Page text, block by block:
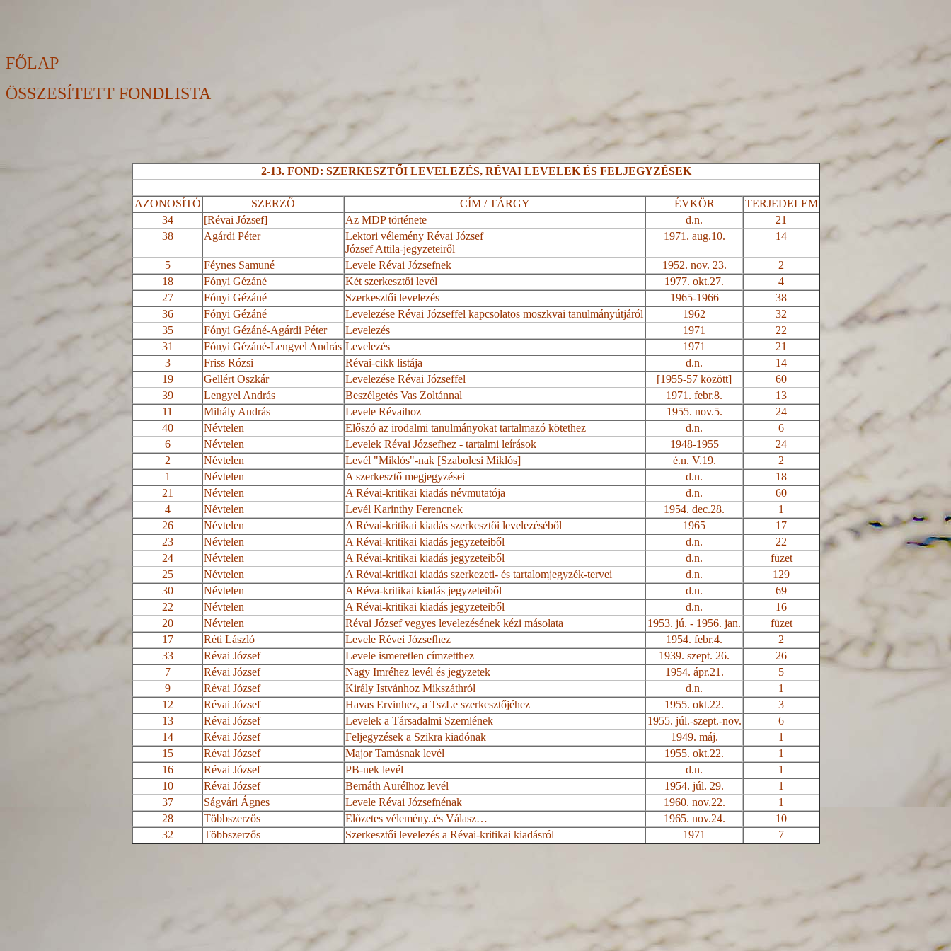
FŐLAP
ÖSSZESÍTETT FONDLISTA
2-13. FOND: SZERKESZTŐI LEVELEZÉS, RÉVAI LEVELEK ÉS FELJEGYZÉSEK
AZONOSÍTÓ SZERZŐ CÍM / TÁRGY ÉVKÖR
TERJEDELEM
34
[Révai József] Az MDP története d.n.
21
38
Agárdi Péter
Lektori vélemény Révai József
József Attila-jegyzeteiről
1971. aug.10. 14
5 Féynes Samuné Levele Révai Józsefnek 1952. nov. 23.
2
18
Fónyi Gézáné Két szerkesztői levél 1977. okt.27.
4
27
Fónyi Gézáné Szerkesztői levelezés 1965-1966
38
36
Fónyi Gézáné Levelezése Révai Józseffel kapcsolatos moszkvai tanulmányútjáról 1962
32
35
Fónyi Gézáné-Agárdi Péter Levelezés 1971
22
31
Fónyi Gézáné-Lengyel András Levelezés 1971
21
3
Friss Rózsi Révai-cikk listája d.n.
14
19
Gellért Oszkár Levelezése Révai Józseffel [1955-57 között]
60
39
Lengyel András Beszélgetés Vas Zoltánnal 1971. febr.8.
13
11
Mihály András Levele Révaihoz 1955. nov.5.
24
40
Névtelen Előszó az irodalmi tanulmányokat tartalmazó kötethez d.n.
6
6
Névtelen Levelek Révai Józsefhez - tartalmi leírások 1948-1955
24
2
Névtelen Levél "Miklós"-nak [Szabolcsi Miklós] é.n. V.19.
2
1
Névtelen A szerkesztő megjegyzései d.n.
18
21
Névtelen A Révai-kritikai kiadás névmutatója d.n.
60
4
Névtelen Levél Karinthy Ferencnek 1954. dec.28.
1
26
Névtelen A Révai-kritikai kiadás szerkesztői levelezéséből 1965
17
23
Névtelen A Révai-kritikai kiadás jegyzeteiből d.n.
22
24
Névtelen A Révai-kritikai kiadás jegyzeteiből d.n.
füzet
25
Névtelen A Révai-kritikai kiadás szerkezeti- és tartalomjegyzék-tervei d.n.
129
30
Névtelen ARéva-kritikai kiadás jegyzeteiből d.n.
69
22
Névtelen A Révai-kritikai kiadás jegyzeteiből d.n.
16
20
Névtelen Révai József vegyes levelezésének kézi másolata 1953. jú. - 1956. jan.
füzet
17
Réti László Levele Révei Józsefhez 1954. febr.4.
2
33
Révai József Levele ismeretlen címzetthez 1939. szept. 26.
26
7
Révai József Nagy Imréhez levél és jegyzetek 1954. ápr.21.
5
9
Révai József Király Istvánhoz Mikszáthról d.n.
1
12
Révai József Havas Ervinhez, aTszLe szerkesztőjéhez 1955. okt.22.
3
13
Révai József Levelek a Társadalmi Szemlének 1955. júl.-szept.-nov.
6
14
Révai József Feljegyzések a Szikra kiadónak 1949. máj.
1
15
Révai József Major Tamásnak levél 1955. okt.22.
1
16
Révai József PB-nek levél d.n.
1
10
Révai József Bernáth Aurélhoz levél 1954. júl. 29.
1
37
Ságvári Ágnes Levele RévaiJózsefnénak 1960. nov.22.
1
28
Többszerzős Előzetesvélemény..és Válasz… 1965. nov.24.
10
32
Többszerzős Szerkesztői levelezés a Révai-kritikai kiadásról 1971 7